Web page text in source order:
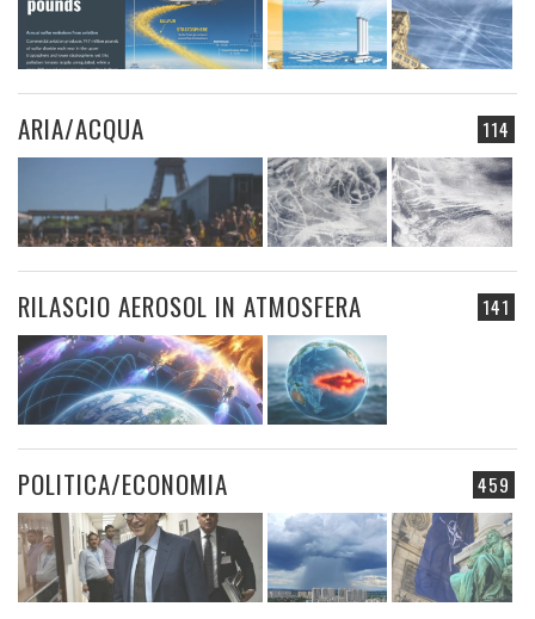
114
ARIA/ACQUA
141
RILASCIO AEROSOL IN ATMOSFERA
459
POLITICA/ECONOMIA